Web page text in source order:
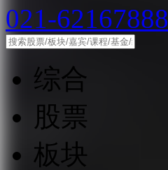
021-62167888
综合
股票
板块